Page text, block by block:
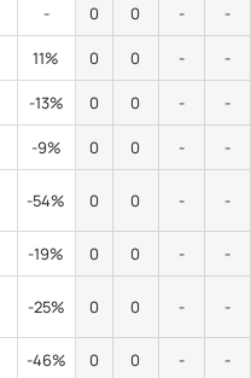
- 0 0 - -
11% 0 0 - -
-13% 0 0 - -
-9% 0 0 - -
-54% 0 0 - -
-19% 0 0 - -
-25% 0 0 - -
-46% 0 0 - -